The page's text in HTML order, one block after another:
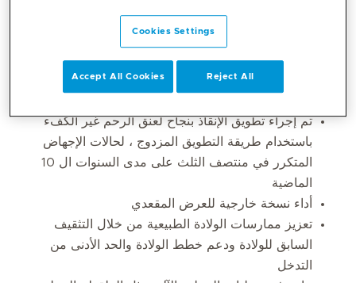
خبرة جيدة في رعاية التوليد عالية المخاطر
إجراء العمليات القيصرية المعقدة واستئصال الرحم
تم إجراء تطويق الإنقاذ بنجاح لعنق الرحم غير الكفء
باستخدام طريقة التطويق المزدوج ، لحالات الإجهاض
المتكرر في منتصف الثلث على مدى السنوات ال 10
الماضية
أداء نسخة خارجية للعرض المقعدي
تعزيز ممارسات الولادة الطبيعية من خلال التثقيف
السابق للولادة ودعم خطط الولادة والحد الأدنى من
التدخل
Cookies Settings
Reject All
Accept All Cookies